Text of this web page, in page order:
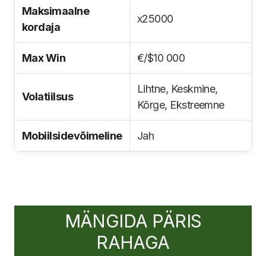
Maksimaalne
kordaja
х25000
Max Win €/$10 000
Volatiilsus
Lihtne, Keskmine,
Kõrge, Ekstreemne
Mobiilsidevõimeline Jah
MÄNGIDA PÄRIS
RAHAGA